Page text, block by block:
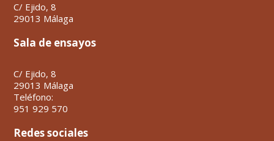
C/ Ejido, 8
29013 Málaga
Sala de ensayos
C/ Ejido, 8
29013 Málaga
Teléfono:
951 929 570
Redes sociales